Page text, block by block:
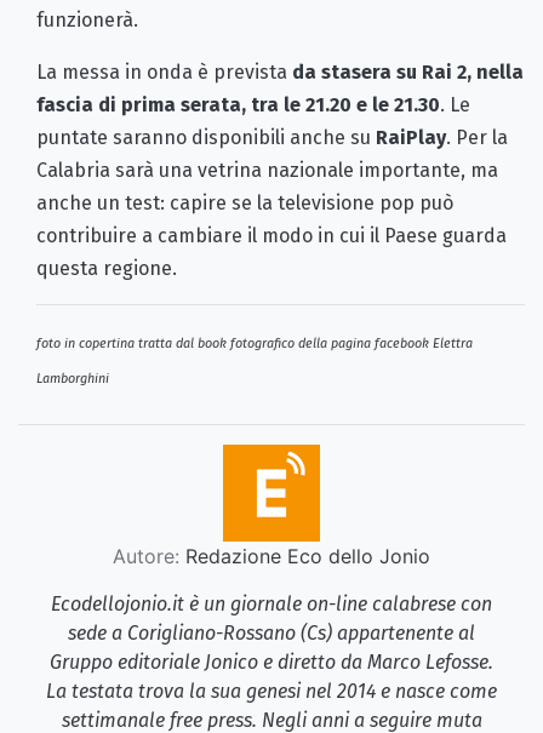
funzionerà.
La messa in onda è prevista da stasera su Rai 2, nella
fascia di prima serata, tra le 21.20 e le 21.30. Le
puntate saranno disponibili anche su RaiPlay. Per la
Calabria sarà una vetrina nazionale importante, ma
anche un test: capire se la televisione pop può
contribuire a cambiare il modo in cui il Paese guarda
questa regione.
foto in copertina tratta dal book fotografico della pagina facebook Elettra
Lamborghini
Autore: Redazione Eco dello Jonio
Ecodellojonio.it è un giornale on-line calabrese con
sede a Corigliano-Rossano (Cs) appartenente al
Gruppo editoriale Jonico e diretto da Marco Lefosse.
La testata trova la sua genesi nel 2014 e nasce come
settimanale free press. Negli anni a seguire muta